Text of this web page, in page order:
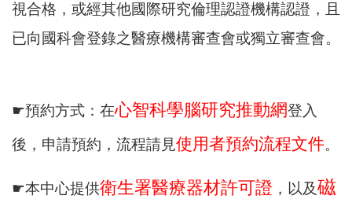
視合格，或經其他國際研究倫理認證機構認證，且
已向 國科會登錄之醫療機構審查會或獨立審查會。
☛預約方式：在心智科學腦研究推動網登入
後，申請預約，流程請見使用者預約流程文件。
☛本中心提供衛生署醫療器材許可證 ，以及磁